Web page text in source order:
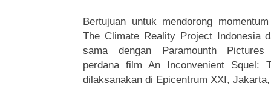
Bertujuan untuk mendorong
The Climate Reality Project Indonesia
sama dengan Paramounth Pictures
perdana film An Inconvenient Squel:
dilaksanakan di Epicentrum XXI,